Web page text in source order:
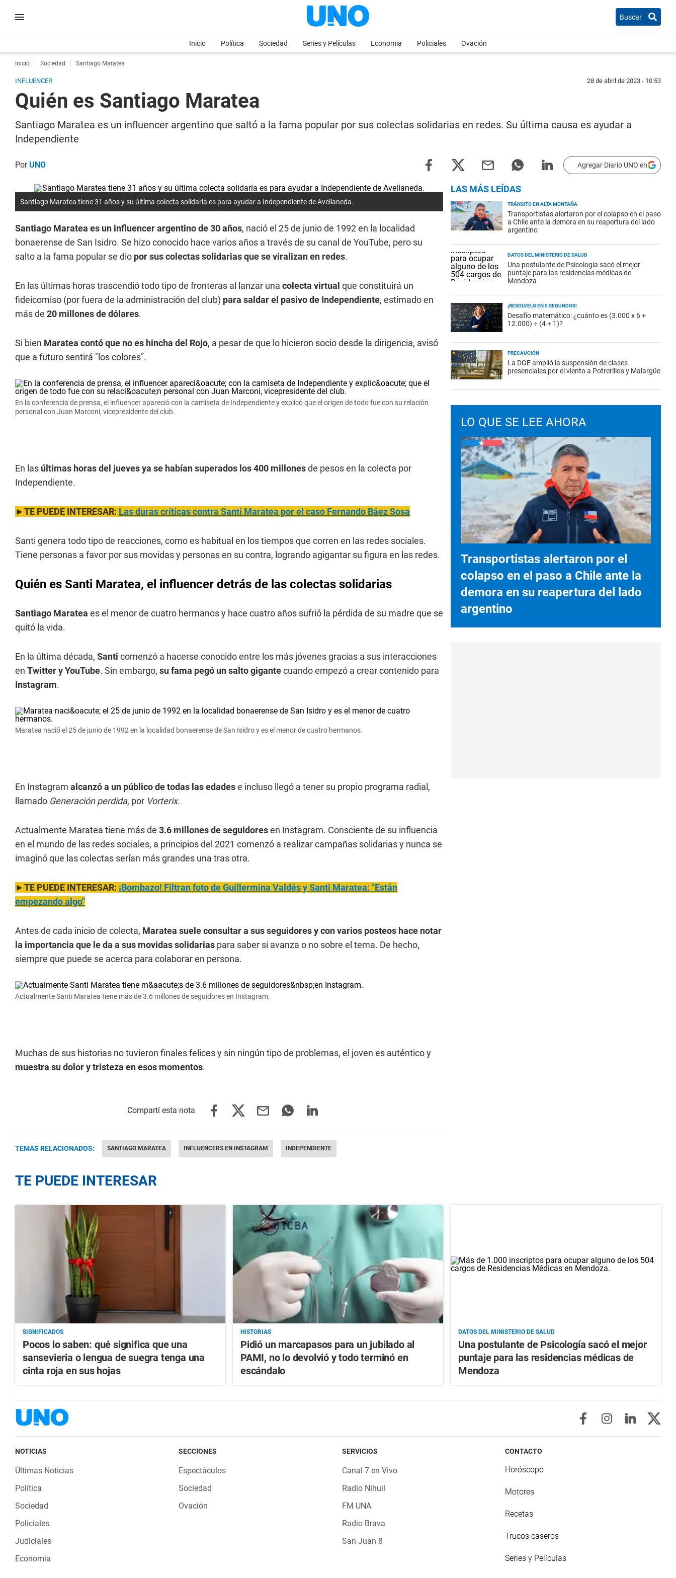
Buscar
Inicio Política Sociedad Series y Películas Economia Policiales Ovación
Inicio Sociedad Santiago Maratea
INFLUENCER 28 de abril de 2023 - 10:53
Quién es Santiago Maratea
Santiago Maratea es un influencer argentino que saltó a la fama popular por sus colectas solidarias en redes. Su última causa es ayudar a
Independiente
PorUNO Agregar Diario UNO en
Santiago Maratea tiene 31 años y su última colecta solidaria es para ayudar a Independiente de Avellaneda.
Santiago Maratea es un influencer argentino de 30 años, nació el 25 de junio de 1992 en la localidad
bonaerense de San Isidro. Se hizo conocido hace varios años a través de su canal de YouTube, pero su
salto a la fama popular se dio por sus colectas solidarias que se viralizan en redes.
En las últimas horas trascendió todo tipo de fronteras al lanzar una colecta virtual que constituirá un
fideicomiso (por fuera de la administración del club) para saldar el pasivo de Independiente, estimado en
más de 20 millones de dólares.
Si bien Maratea contó que no es hincha del Rojo, a pesar de que lo hicieron socio desde la dirigencia, avisó
que a futuro sentirá "los colores".
En la conferencia de prensa, el influencer apareció con la camiseta de Independiente y explicó que el origen de todo fue con su relación
personal con Juan Marconi, vicepresidente del club.
En las últimas horas del jueves ya se habían superados los 400 millonesde pesos en la colecta por
Independiente.
►TE PUEDE INTERESAR: Las duras críticas contra Santi Maratea por el caso Fernando Báez Sosa
Santi genera todo tipo de reacciones, como es habitual en los tiempos que corren en las redes sociales.
Tiene personas a favor por sus movidas y personas en su contra, logrando agigantar su figura en las redes.
Quién es Santi Maratea, el influencer detrás de las colectas solidarias
Santiago Maratea es el menor de cuatro hermanos y hace cuatro años sufrió la pérdida de su madre que se
quitó la vida.
En la última década, Santi comenzó a hacerse conocido entre los más jóvenes gracias a sus interacciones
en Twitter y YouTube. Sin embargo, su fama pegó un salto gigantecuando empezó a crear contenido para
Instagram.
Maratea nació el 25 de junio de 1992 en la localidad bonaerense de San Isidro y es el menor de cuatro hermanos.
En Instagram alcanzó a un público de todas las edadese incluso llegó a tener su propio programa radial,
llamado Generación perdida, por Vorterix.
Actualmente Maratea tiene más de 3.6 millones de seguidoresen Instagram. Consciente de su influencia
en el mundo de las redes sociales, a principios del 2021 comenzó a realizar campañas solidarias y nunca se
imaginó que las colectas serían más grandes una tras otra.
►TE PUEDE INTERESAR: ¡Bombazo! Filtran foto de Guillermina Valdés y Santi Maratea: "Están
empezando algo"
Antes de cada inicio de colecta, Maratea suele consultar a sus seguidores y con varios posteos hace notar
la importancia que le da a sus movidas solidarias para saber si avanza o no sobre el tema. De hecho,
siempre que puede se acerca para colaborar en persona.
Actualmente Santi Maratea tiene más de 3.6 millones de seguidores en Instagram.
Muchas de sus historias no tuvieron finales felices y sin ningún tipo de problemas, el joven es auténtico y
muestra su dolor y tristeza en esos momentos.
TEMAS RELACIONADOS: SANTIAGO MARATEA INFLUENCERS EN INSTAGRAM INDEPENDIENTE
LAS MÁS LEÍDAS
TRÁNSITO EN ALTA MONTAÑA
Transportistas alertaron por el colapso en el paso
a Chile ante la demora en su reapertura del lado
argentino
DATOS DEL MINISTERIO DE SALUD
Una postulante de Psicología sacó el mejor
puntaje para las residencias médicas de
Mendoza
¡RESOLVELO EN 5 SEGUNDOS!
Desafío matemático: ¿cuánto es (3.000 x 6 +
12.000) ÷ (4 + 1)?
PRECAUCIÓN
La DGE amplió la suspensión de clases
presenciales por el viento a Potrerillos y Malargüe
LO QUE SE LEE AHORA
Transportistas alertaron por el
colapso en el paso a Chile ante la
demora en su reapertura del lado
argentino
TE PUEDE INTERESAR
SIGNIFICADOS
Pocos lo saben: qué significa que una
sansevieria o lengua de suegra tenga una
cinta roja en sus hojas
HISTORIAS
Pidió un marcapasos para un jubilado al
PAMI, no lo devolvió y todo terminó en
escándalo
DATOS DEL MINISTERIO DE SALUD
Una postulante de Psicología sacó el mejor
puntaje para las residencias médicas de
Mendoza
NOTICIAS
Últimas Noticias
Política
Sociedad
Policiales
Judiciales
Economia
SECCIONES
Espectáculos
Sociedad
Ovación
SERVICIOS
Canal 7 en Vivo
Radio Nihuil
FM UNA
Radio Brava
San Juan 8
CONTACTO
Horóscopo
Motores
Recetas
Trucos caseros
Series y Películas